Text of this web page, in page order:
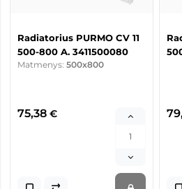
Radiatorius PURMO CV 11
500-800 A. 3411500080
Matmenys: 500x800
75,38 €